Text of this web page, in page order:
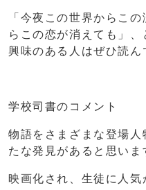
「今夜この世界からこ
らこの恋が消えても」、
興味のある人はぜひ読ん
学校司書のコメント
物語をさまざまな登場
たな発見があると思いま
映画化され、生徒に人気